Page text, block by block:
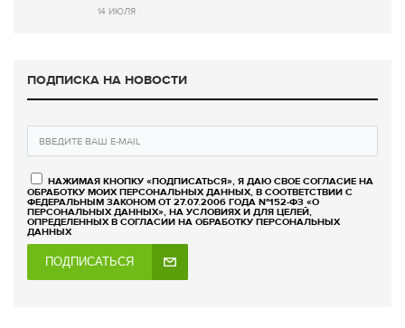
14 ИЮЛЯ
ПОДПИСКА НА НОВОСТИ
НАЖИМАЯ КНОПКУ «ПОДПИСАТЬСЯ», Я ДАЮ СВОЕ СОГЛАСИЕ НА
ОБРАБОТКУ МОИХ ПЕРСОНАЛЬНЫХ ДАННЫХ, В СООТВЕТСТВИИ С
ФЕДЕРАЛЬНЫМ ЗАКОНОМ ОТ 27.07.2006 ГОДА №152-ФЗ «О
ПЕРСОНАЛЬНЫХ ДАННЫХ», НА УСЛОВИЯХ И ДЛЯ ЦЕЛЕЙ,
ОПРЕДЕЛЕННЫХ В СОГЛАСИИ НА ОБРАБОТКУ ПЕРСОНАЛЬНЫХ
ДАННЫХ
ПОДПИСАТЬСЯ